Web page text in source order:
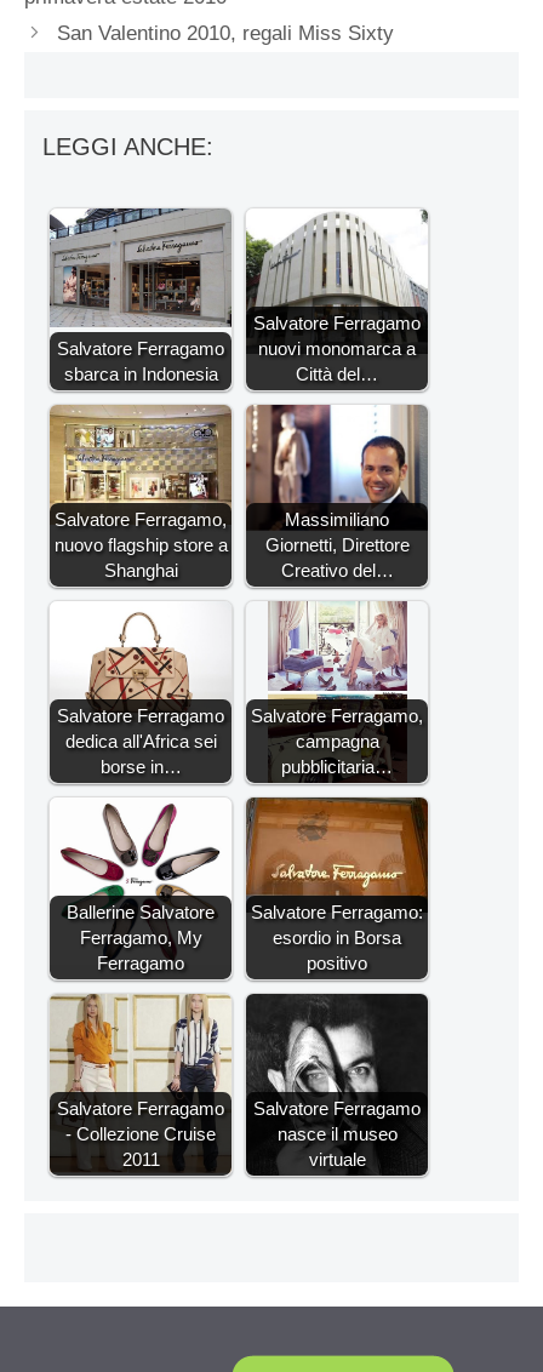
San Valentino 2010, regali Miss Sixty
LEGGI ANCHE:
Salvatore Ferragamo
sbarca in Indonesia
Salvatore Ferragamo
nuovi monomarca a
Città del…
Salvatore Ferragamo,
nuovo flagship store a
Shanghai
Massimiliano
Giornetti, Direttore
Creativo del…
Salvatore Ferragamo
dedica all'Africa sei
borse in…
Salvatore Ferragamo,
campagna
pubblicitaria…
Ballerine Salvatore
Ferragamo, My
Ferragamo
Salvatore Ferragamo:
esordio in Borsa
positivo
Salvatore Ferragamo
- Collezione Cruise
2011
Salvatore Ferragamo
nasce il museo
virtuale